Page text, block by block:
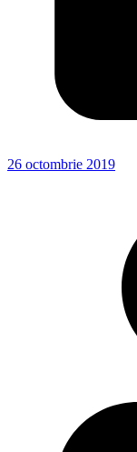
26 octombrie 2019